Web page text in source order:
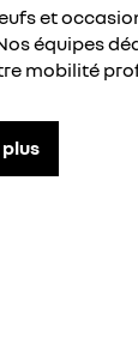
et
équipes
mobilité